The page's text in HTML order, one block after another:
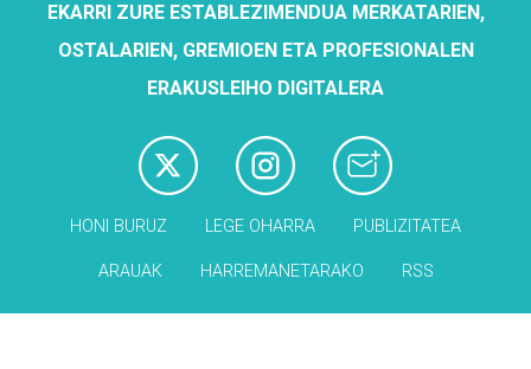
EKARRI ZURE ESTABLEZIMENDUA MERKATARIEN,
OSTALARIEN, GREMIOEN ETA PROFESIONALEN
ERAKUSLEIHO DIGITALERA
HONI BURUZ LEGE OHARRA PUBLIZITATEA
ARAUAK HARREMANETARAKO RSS